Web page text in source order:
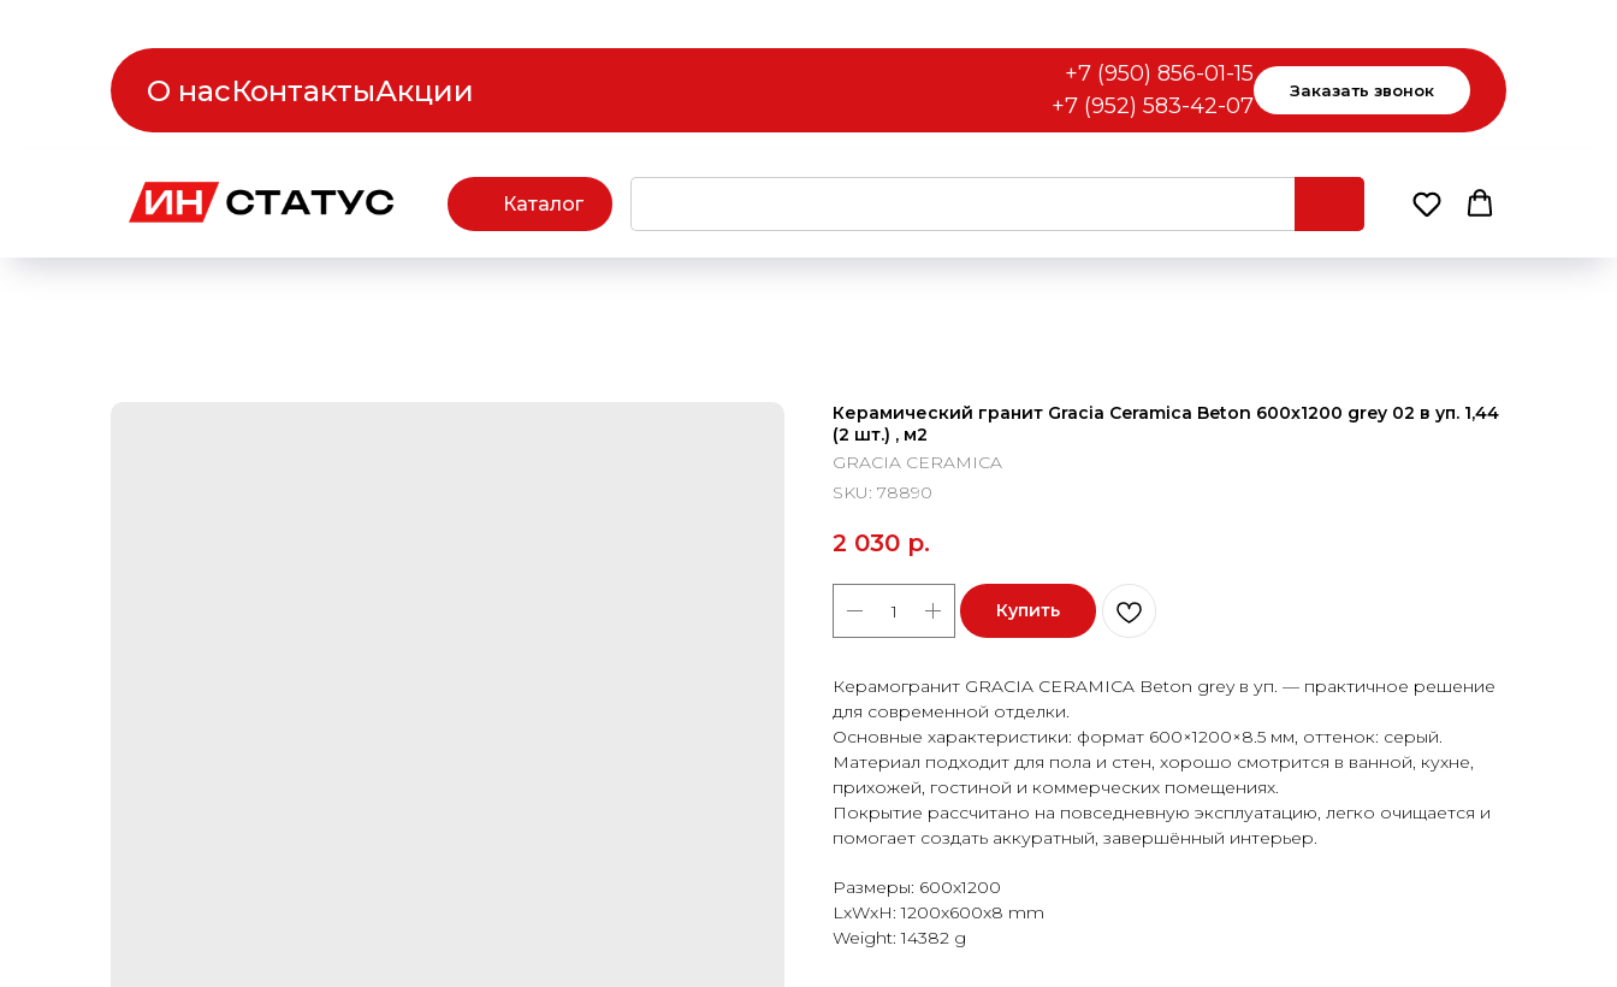
О насКонтактыАкции
+7 (950) 856-01-15
+7 (952) 583-42-07
Заказать звонок
Каталог
Керамический гранит Gracia Ceramica Beton 600х1200 grey 02 в уп. 1,44
(2 шт.) , м2
GRACIA CERAMICA
SKU: 78890
2 030 р.
Купить
Керамогранит GRACIA CERAMICA Beton grey в уп. — практичное решение
для современной отделки.
Основные характеристики: формат 600×1200×8.5 мм, оттенок: серый.
Материал подходит для пола и стен, хорошо смотрится в ванной, кухне,
прихожей, гостиной и коммерческих помещениях.
Покрытие рассчитано на повседневную эксплуатацию, легко очищается и
помогает создать аккуратный, завершённый интерьер.
Размеры: 600x1200
LxWxH: 1200x600x8 mm
Weight: 14382 g